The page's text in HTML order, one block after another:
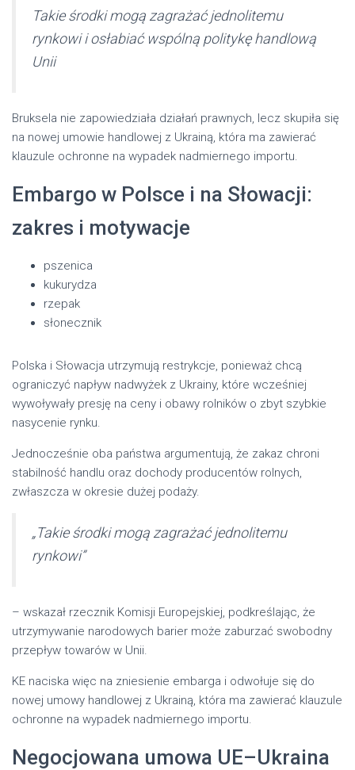
Takie środki mogą zagrażać jednolitemu
rynkowi i osłabiać wspólną politykę handlową
Unii
Bruksela nie zapowiedziała działań prawnych, lecz skupiła się
na nowej umowie handlowej z Ukrainą, która ma zawierać
klauzule ochronne na wypadek nadmiernego importu.
Embargo w Polsce i na Słowacji:
zakres i motywacje
pszenica
kukurydza
rzepak
słonecznik
Polska i Słowacja utrzymują restrykcje, ponieważ chcą
ograniczyć napływ nadwyżek z Ukrainy, które wcześniej
wywoływały presję na ceny i obawy rolników o zbyt szybkie
nasycenie rynku.
Jednocześnie oba państwa argumentują, że zakaz chroni
stabilność handlu oraz dochody producentów rolnych,
zwłaszcza w okresie dużej podaży.
„Takie środki mogą zagrażać jednolitemu
rynkowi”
– wskazał rzecznik Komisji Europejskiej, podkreślając, że
utrzymywanie narodowych barier może zaburzać swobodny
przepływ towarów w Unii.
KE naciska więc na zniesienie embarga i odwołuje się do
nowej umowy handlowej z Ukrainą, która ma zawierać klauzule
ochronne na wypadek nadmiernego importu.
Negocjowana umowa UE–Ukraina